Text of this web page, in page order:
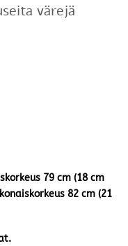
värejä
79 cm (18 cm
82 cm (21